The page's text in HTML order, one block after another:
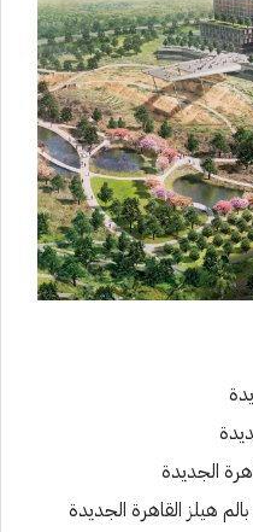
الجديدة
هيلز القاهرة الجديدة